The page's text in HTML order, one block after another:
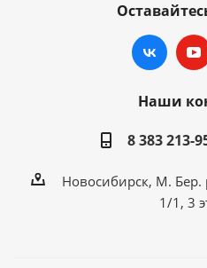
Наши
8 383 213-
Новосибирск, М.
1/1, 3